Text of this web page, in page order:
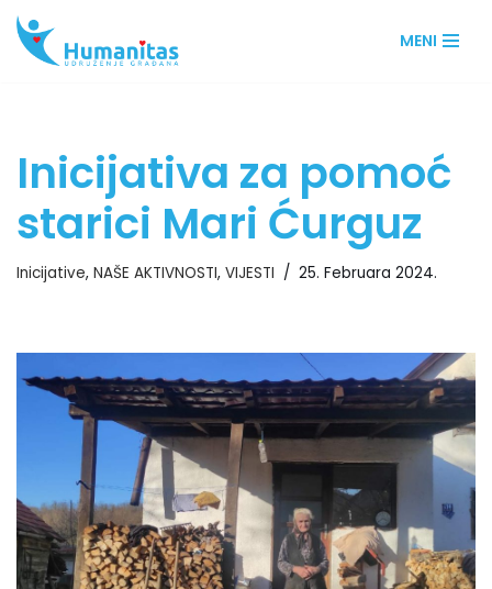
Skip
MENI
Inicijativa za pomoć
starici Mari Ćurguz
Inicijative, NAŠE AKTIVNOSTI, VIJESTI 25. Februara 2024.